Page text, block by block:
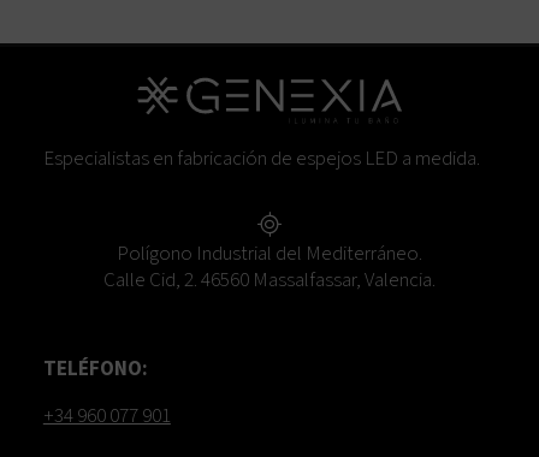
Especialistas en fabricación de espejos LED a medida.
Polígono Industrial del Mediterráneo.
Calle Cid, 2. 46560 Massalfassar, Valencia.
TELÉFONO:
+34 960 077 901